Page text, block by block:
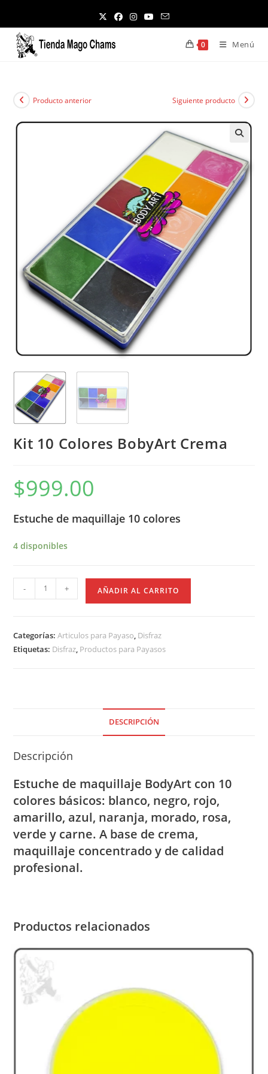
contenido
0 Menú
Producto anterior Siguiente producto
Kit 10 Colores BobyArt Crema
$999.00
Estuche de maquillaje 10 colores
4 disponibles
10
BobyArt
Crema
- + AÑADIR AL CARRITO
Categorías:Articulos para Payaso, Disfraz
Etiquetas: Disfraz, Productos para Payasos
DESCRIPCIÓN
Descripción
Estuche de maquillaje BodyArt con 10
colores básicos: blanco, negro, rojo,
amarillo, azul, naranja, morado, rosa,
verde y carne. A base de crema,
maquillaje concentrado y de calidad
profesional.
Productos relacionados